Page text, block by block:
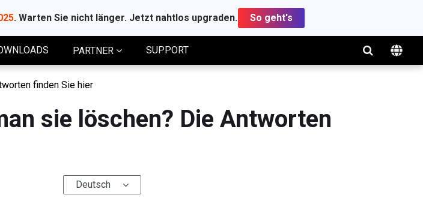
. Warten Sie nicht länger. Jetzt nahtlos upgraden. So geht's
PARTNER SUPPORT
finden Sie hier
sie löschen? Die Antworten
Deutsch